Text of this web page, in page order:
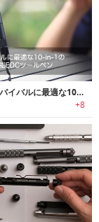
Multak｜サバイバルに最適な10-in-1の多機能EDCツールペン「マルタク」
+8